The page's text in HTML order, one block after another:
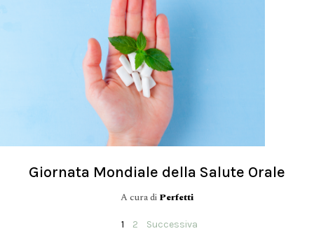
Giornata Mondiale della Salute Orale
A cura di Perfetti
1 2 Successiva